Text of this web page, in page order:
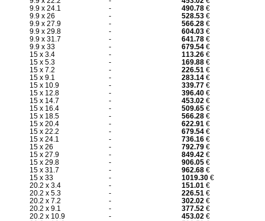
9.9 x 24.1
- 490.78€
9.9 x 26
- 528.53€
9.9 x 27.9
- 566.28€
9.9 x 29.8
- 604.03€
9.9 x 31.7
- 641.78€
9.9 x 33
- 679.54€
15 x 3.4
- 113.26€
15 x 5.3
- 169.88€
15 x 7.2
- 226.51€
15 x 9.1
- 283.14€
15 x 10.9
- 339.77€
15 x 12.8
- 396.40€
15 x 14.7
- 453.02€
15 x 16.4
- 509.65€
15 x 18.5
- 566.28€
15 x 20.4
- 622.91€
15 x 22.2
- 679.54€
15 x 24.1
- 736.16€
15 x 26
- 792.79€
15 x 27.9
- 849.42€
15 x 29.8
- 906.05€
15 x 31.7
- 962.68€
15 x 33
- 1019.30€
20.2 x 3.4
- 151.01€
20.2 x 5.3
- 226.51€
20.2 x 7.2
- 302.02€
20.2 x 9.1
- 377.52€
20.2 x 10.9
- 453.02€